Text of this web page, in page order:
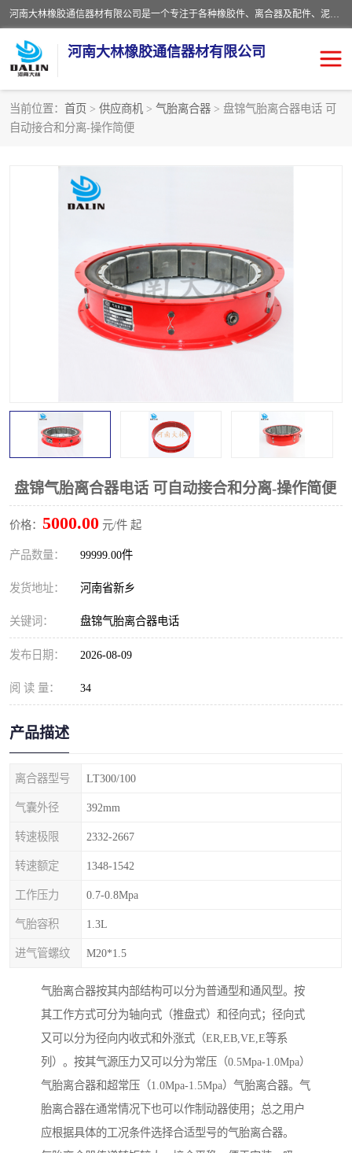
河南大林橡胶通信器材有限公司是一个专注于各种橡胶件、离合器及配件、泥浆泵及配件等产品设计制造和加工的企业。产品应用于矿山、冶金、石油、钢铁、化工、水泥、船舶、造纸、通用机械等各种大功率机械传动或制动装置。
河南大林橡胶通信器材有限公司
当前位置： 首页 > 供应商机 > 气胎离合器 > 盘锦气胎离合器电话 可
自动接合和分离-操作简便
盘锦气胎离合器电话 可自动接合和分离-操作简便
价格： 5000.00 元/件 起
产品数量： 99999.00件
发货地址： 河南省新乡
关键词： 盘锦气胎离合器电话
发布日期： 2026-08-09
阅 读 量： 34
产品描述
离合器型号 LT300/100
气囊外径 392mm
转速极限 2332-2667
转速额定 1348-1542
工作压力 0.7-0.8Mpa
气胎容积 1.3L
进气管螺纹 M20*1.5
气胎离合器按其内部结构可以分为普通型和通风型。按
其工作方式可分为轴向式（推盘式）和径向式；径向式
又可以分为径向内收式和外涨式（ER,EB,VE,E等系
列）。按其气源压力又可以分为常压（0.5Mpa-1.0Mpa）
气胎离合器和超常压（1.0Mpa-1.5Mpa）气胎离合器。气
胎离合器在通常情况下也可以作制动器使用；总之用户
应根据具体的工况条件选择合适型号的气胎离合器。
推盘离合器
VC离合器
PO隔膜离合器
泥浆泵空气包胶囊 气动元件
DY隔膜式离合器 CB离合器
实芯轮胎